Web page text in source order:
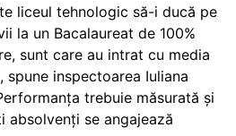
liceul tehnologic să-i ducă pe
la un Bacalaureat de 100%
sunt care au intrat cu media
spune inspectoarea Iuliana
trebuie măsurată și
absolvenți se angajează